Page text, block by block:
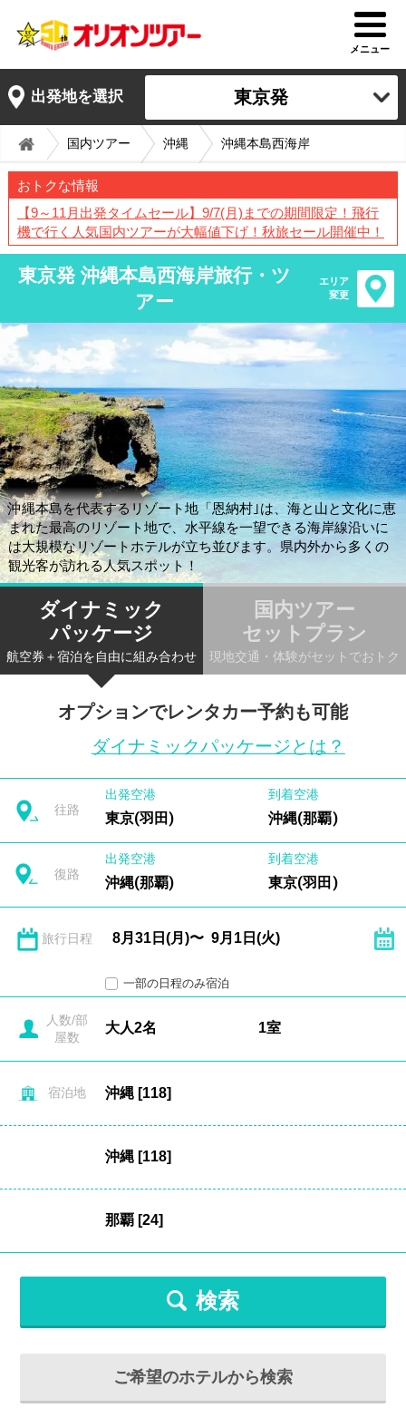
メニュー
出発地を選択 東京発
国内ツアー 沖縄 沖縄本島西海岸
おトクな情報
【9～11月出発タイムセール】9/7(月)までの期間限定！飛行
機で行く人気国内ツアーが大幅値下げ！秋旅セール開催中！
東京発 沖縄本島西海岸旅行・ツ
アー
エリア
変更
沖縄本島を代表するリゾート地「恩納村｣は、海と山と文化に恵
まれた最高のリゾート地で、水平線を一望できる海岸線沿いに
は大規模なリゾートホテルが立ち並びます。県内外から多くの
観光客が訪れる人気スポット！
ダイナミック
パッケージ
航空券＋宿泊を自由に組み合わせ
国内ツアー
セットプラン
現地交通・体験がセットでおトク
オプションでレンタカー予約も可能
ダイナミックパッケージとは？
往路
出発空港
東京(羽田)
到着空港
沖縄(那覇)
復路
出発空港
沖縄(那覇)
到着空港
東京(羽田)
旅行日程
一部の日程のみ宿泊
人数/部
屋数
宿泊地
検索
ご希望のホテルから検索